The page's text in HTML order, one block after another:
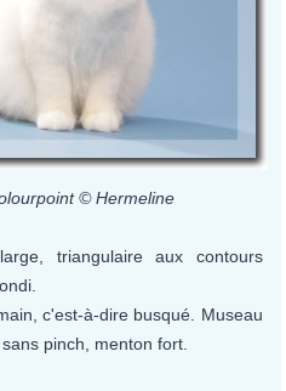
© Hermeline
triangulaire aux contours
c'est-à-dire busqué. Museau
pinch, menton fort.